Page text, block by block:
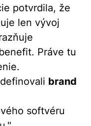
potvrdila, že
len vývoj
Práve tu
brand
softvéru